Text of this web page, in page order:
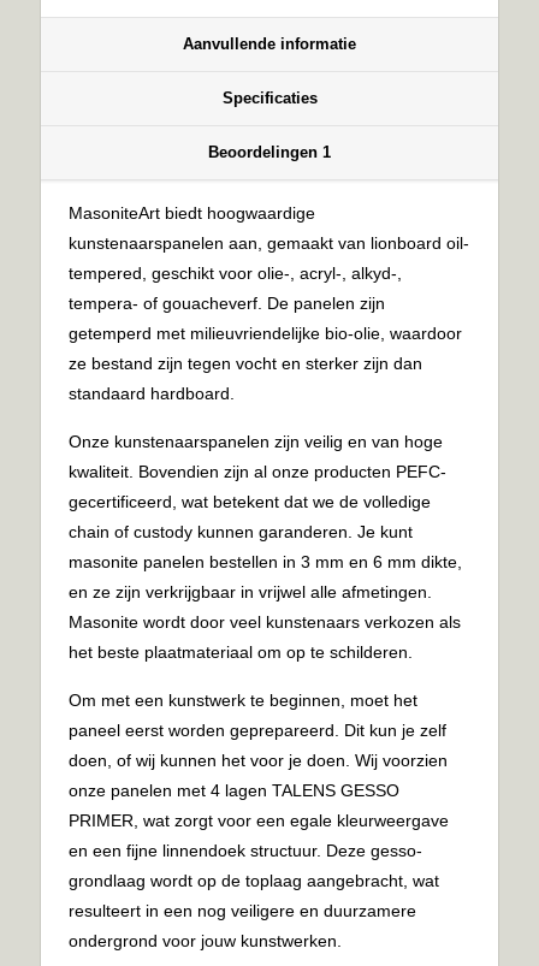
Aanvullende informatie
Specificaties
Beoordelingen 1
MasoniteArt biedt hoogwaardige
kunstenaarspanelen aan, gemaakt van lionboard oil-
tempered, geschikt voor olie-, acryl-, alkyd-,
tempera- of gouacheverf. De panelen zijn
getemperd met milieuvriendelijke bio-olie, waardoor
ze bestand zijn tegen vocht en sterker zijn dan
standaard hardboard.
Onze kunstenaarspanelen zijn veilig en van hoge
kwaliteit. Bovendien zijn al onze producten PEFC-
gecertificeerd, wat betekent dat we de volledige
chain of custody kunnen garanderen. Je kunt
masonite panelen bestellen in 3 mm en 6 mm dikte,
en ze zijn verkrijgbaar in vrijwel alle afmetingen.
Masonite wordt door veel kunstenaars verkozen als
het beste plaatmateriaal om op te schilderen.
Om met een kunstwerk te beginnen, moet het
paneel eerst worden geprepareerd. Dit kun je zelf
doen, of wij kunnen het voor je doen. Wij voorzien
onze panelen met 4 lagen TALENS GESSO
PRIMER, wat zorgt voor een egale kleurweergave
en een fijne linnendoek structuur. Deze gesso-
grondlaag wordt op de toplaag aangebracht, wat
resulteert in een nog veiligere en duurzamere
ondergrond voor jouw kunstwerken.